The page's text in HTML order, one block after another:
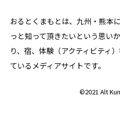
おるとくまもとは、九州・熊本
っと知って頂きたいという思い
り、宿、体験（アクティビティ
ているメディアサイトです。
©2021 Alt